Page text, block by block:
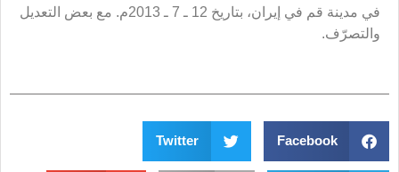
في مدينة قم في إيران، بتاريخ 12 ـ 7 ـ 2013م. مع بعض التعديل
والتصرّف.
Facebook
Twitter